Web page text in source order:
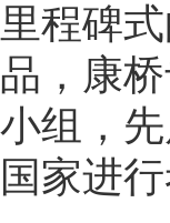
里程碑
品，康
小组，
国家进